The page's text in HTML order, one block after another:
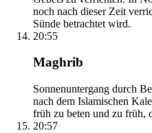
noch nach dieser Zeit
Sünde betrachtet wird.
20:55
Maghrib
Sonnenuntergang durch
nach dem Islamischen
früh zu beten und zu früh,
20:57